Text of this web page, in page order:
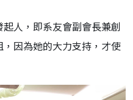
人，即系友會副會長兼創
因為她的大力支持，才使